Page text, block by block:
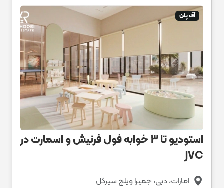
آف پلن
استودیو تا 3 خوابه فول فرنیش و اسمارت در
JVC
امارات، دبی، جمیرا ویلج سیرکل